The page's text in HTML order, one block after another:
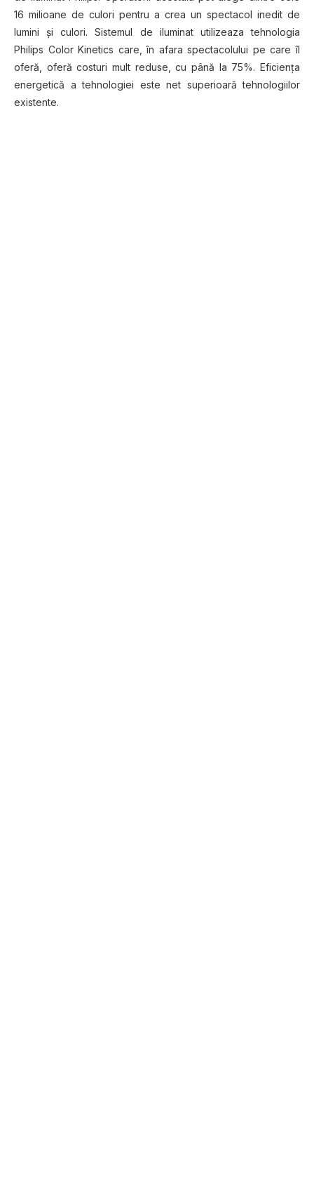
16 milioane de culori pentru a crea un spectacol inedit de
lumini și culori. Sistemul de iluminat utilizeaza tehnologia
Philips Color Kinetics care, în afara spectacolului pe care îl
oferă, oferă costuri mult reduse, cu până la 75%. Eficiența
energetică a tehnologiei este net superioară tehnologiilor
existente.